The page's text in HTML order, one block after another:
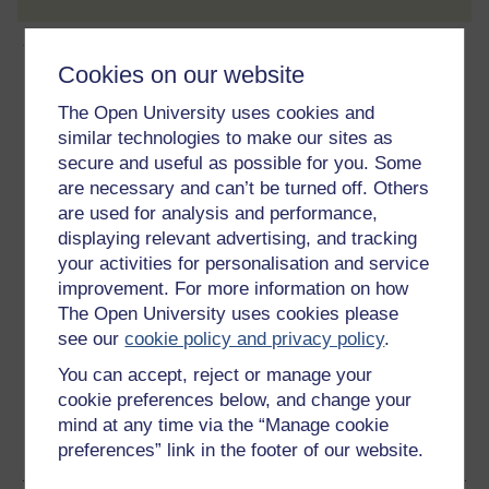
Cookies on our website
The Open University uses cookies and
similar technologies to make our sites as
secure and useful as possible for you. Some
are necessary and can’t be turned off. Others
are used for analysis and performance,
displaying relevant advertising, and tracking
your activities for personalisation and service
improvement. For more information on how
The Open University uses cookies please
see ourcookie policy and privacy policy.
You can accept, reject or manage your
cookie preferences below, and change your
mind at any time via the “Manage cookie
preferences” link in the footer of our website.
Ynghylch y cwrs am ddim hwn
12 awr o astudio
Lefel 1: Rhagarweiniol
Sgôr
seren allan o 5
Crëwch gyfrif am ragor
Creu cyfrif a mewngofnodi. Cofrestrwch a chwblhewch y
digidol am ddim os ydynt ar gael.
Creu cyfrif / Mewngofnodi